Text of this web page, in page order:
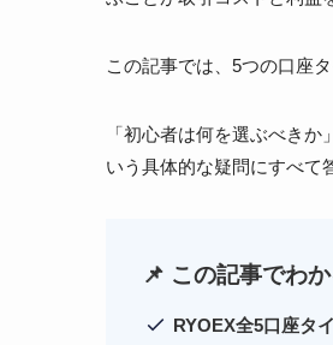
この記事では、5つの口座
「初心者は何を選ぶべき
いう具体的な疑問にすべて
📌 この記事でわ
RYOEX全5口座タ